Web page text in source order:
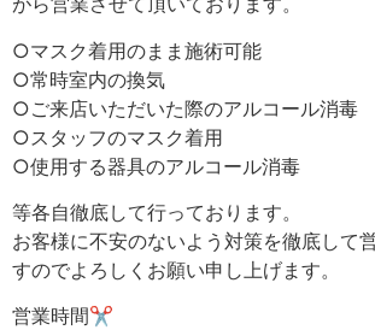
○マスク着用のまま施術可能
○常時室内の換気
○ご来店いただいた際のアルコール消毒
○スタッフのマスク着用
○使用する器具のアルコール消毒
等各自徹底して行っております。
お客様に不安のないよう対策を徹底して
すのでよろしくお願い申し上げます。
営業時間✂︎